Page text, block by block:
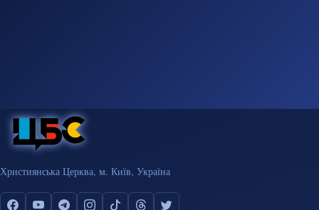
Християнська Церква, м. Київ, Україна